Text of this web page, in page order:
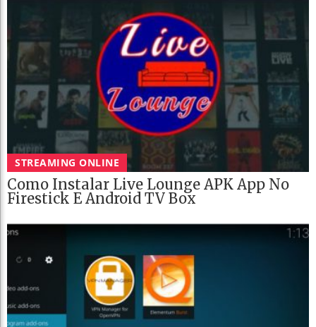
STREAMING ONLINE
Como Instalar Live Lounge APK App No
Firestick E Android TV Box